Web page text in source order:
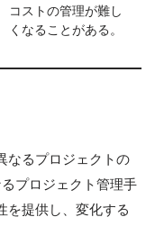
コストの管理が難し
くなることがある。
なるプロジェクトの
プロジェクト管理手
を提供し、変化する